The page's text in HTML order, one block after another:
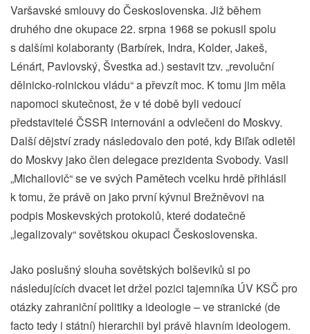
Varšavské smlouvy do Československa. Již během
druhého dne okupace 22. srpna 1968 se pokusil spolu
s dalšími kolaboranty (Barbírek, Indra, Kolder, Jakeš,
Lénárt, Pavlovský, Švestka ad.) sestavit tzv. „revoluční
dělnicko-rolnickou vládu“ a převzít moc. K tomu jim měla
napomoci skutečnost, že v té době byli vedoucí
představitelé ČSSR internováni a odvlečeni do Moskvy.
Další dějství zrady následovalo den poté, kdy Biľak odletěl
do Moskvy jako člen delegace prezidenta Svobody. Vasil
„Michailovič“ se ve svých Pamětech vcelku hrdě přihlásil
k tomu, že právě on jako první kývnul Brežněvovi na
podpis Moskevských protokolů, které dodatečně
„legalizovaly“ sovětskou okupaci Československa.
Jako poslušný slouha sovětských bolševiků si po
následujících dvacet let držel pozici tajemníka ÚV KSČ pro
otázky zahraniční politiky a ideologie – ve stranické (de
facto tedy i státní) hierarchii byl právě hlavním ideologem.